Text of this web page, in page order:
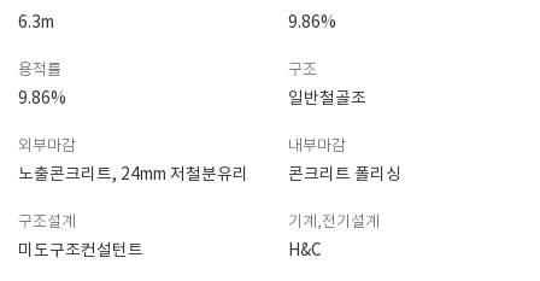
6.3m 9.86%
용적률
9.86%
구조
일반철골조
외부마감
노출콘크리트, 24mm 저철분유리
내부마감
콘크리트 폴리싱
구조설계
미도구조컨설턴트
기계,전기설계
H&C